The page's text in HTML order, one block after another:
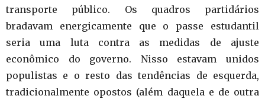
transporte público. Os quadros partidários
bradavam energicamente que o passe estudantil
seria uma luta contra as medidas de ajuste
econômico do governo. Nisso estavam unidos
populistas e o resto das tendências de esquerda,
tradicionalmente opostos (além daquela e de outra